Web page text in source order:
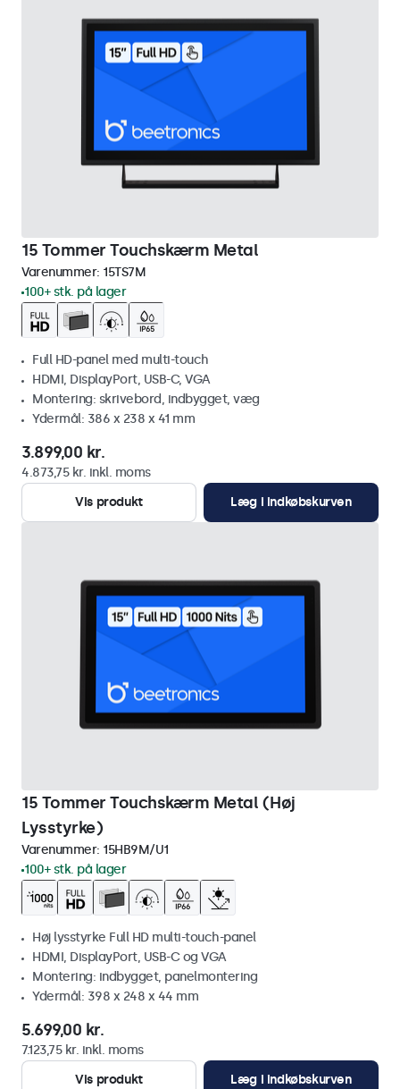
15 Tommer Touchskærm Metal
Varenummer: 15TS7M
100+ stk. på lager
Full HD-panel med multi-touch
HDMI, DisplayPort, USB-C, VGA
Montering: skrivebord, indbygget, væg
Ydermål: 386 x 238 x 41 mm
3.899,00 kr.
4.873,75 kr. inkl. moms
Vis produkt
Læg i indkøbskurven
15 Tommer Touchskærm Metal (Høj
Lysstyrke)
Varenummer: 15HB9M/U1
100+ stk. på lager
Høj lysstyrke Full HD multi-touch-panel
HDMI, DisplayPort, USB-C og VGA
Montering: indbygget, panelmontering
Ydermål: 398 x 248 x 44 mm
5.699,00 kr.
7.123,75 kr. inkl. moms
Vis produkt
Læg i indkøbskurven